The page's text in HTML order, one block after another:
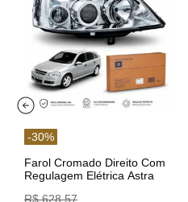
-30%
Farol Cromado Direito Com
Regulagem Elétrica Astra
R$ 628,57